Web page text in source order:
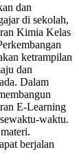
dan
di sekolah,
Kimia Kelas
ketrampilan
dan
Dalam
E-Learning
waktu.
berjalan